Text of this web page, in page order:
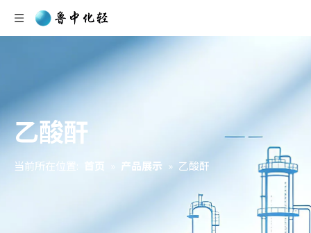
乙酸酐
当前所在位置: 首页 产品展示 » 乙酸酐